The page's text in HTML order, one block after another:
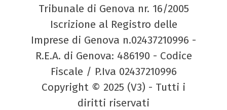
Tribunale di Genova nr. 16/2005
Iscrizione al Registro delle
Imprese di Genova n.02437210996 -
R.E.A. di Genova: 486190 - Codice
Fiscale / P.Iva 02437210996
Copyright © 2025 (V3) - Tutti i
diritti riservati